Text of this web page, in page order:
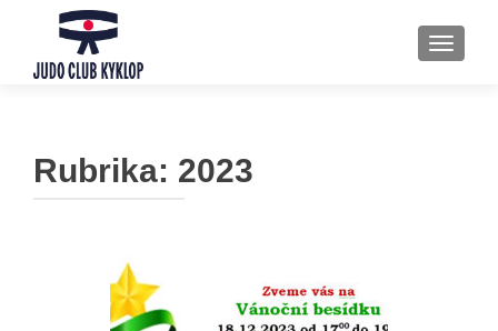
Rubrika: 2023
Navigace